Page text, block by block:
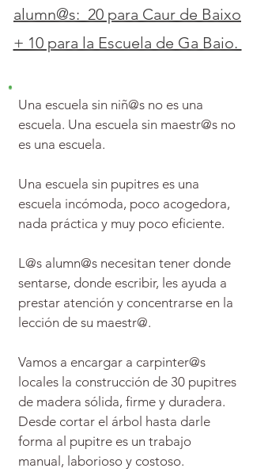
alumn@s: 20 para Caur de Baixo
+ 10 para la Escuela de Ga Baio.
Una escuela sin niñ@s no es una
escuela. Una escuela sin maestr@s no
es una escuela.
Una escuela sin pupitres es una
escuela incómoda, poco acogedora,
nada práctica y muy poco eficiente.
L@s alumn@s necesitan tener donde
sentarse, donde escribir, les ayuda a
prestar atención y concentrarse en la
lección de su maestr@.
Vamos a encargar a carpinter@s
locales la construcción de 30 pupitres
de madera sólida, firme y duradera.
Desde cortar el árbol hasta darle
forma al pupitre es un trabajo
manual, laborioso y costoso.